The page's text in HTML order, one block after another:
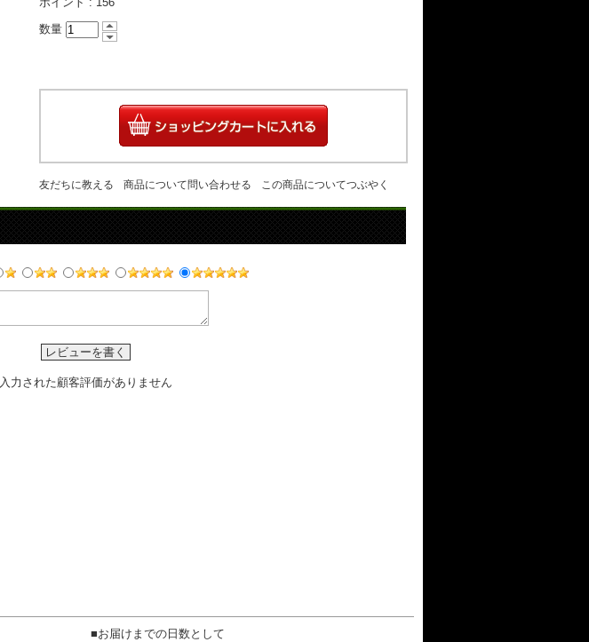
数量
友だちに教える 商品について問い合わせる この商品についてつぶやく
レビューを書く
入力された顧客評価がありません
■お届けまでの日数として